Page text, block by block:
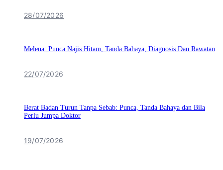
28/07/2026
Melena: Punca Najis Hitam, Tanda Bahaya, Diagnosis Dan Rawatan
22/07/2026
Berat Badan Turun Tanpa Sebab: Punca, Tanda Bahaya dan Bila
Perlu Jumpa Doktor
19/07/2026